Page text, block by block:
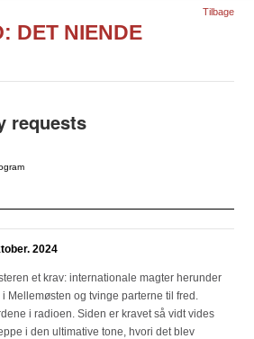
DET NIENDE
2024
et krav: internationale magter herunder
Mellemøsten og tvinge parterne til fred.
i radioen. Siden er kravet så vidt vides
i den ultimative tone, hvori det blev
Tilbage